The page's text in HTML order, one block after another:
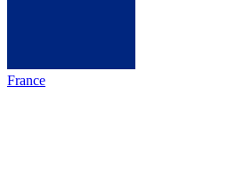
France